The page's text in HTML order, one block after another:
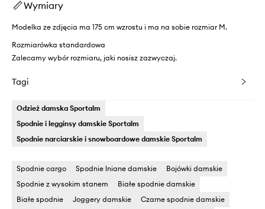
Wymiary
Modelka ze zdjęcia ma 175 cm wzrostu i ma na sobie rozmiar M.
Rozmiarówka standardowa
Zalecamy wybór rozmiaru, jaki nosisz zazwyczaj.
Tagi
Odzież damska Sportalm
Spodnie i legginsy damskie Sportalm
Spodnie narciarskie i snowboardowe damskie Sportalm
Spodnie cargo Spodnie lniane damskie
Bojówki damskie
Spodnie z wysokim stanem
Białe spodnie damskie
Białe spodnie
Joggery damskie
Czarne spodnie damskie